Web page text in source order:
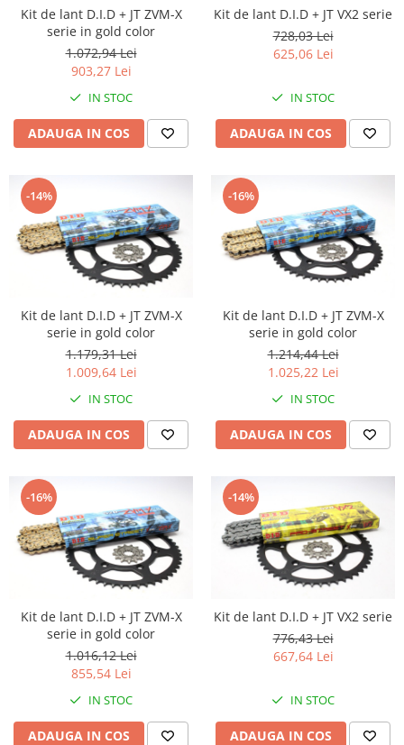
Kit de lant D.I.D + JT ZVM-X
serie in gold color
1.072,94 Lei
903,27 Lei
IN STOC
ADAUGA IN COS
Kit de lant D.I.D + JT VX2 serie
728,03 Lei
625,06 Lei
IN STOC
ADAUGA IN COS
-14%
Kit de lant D.I.D + JT ZVM-X
serie in gold color
1.179,31 Lei
1.009,64 Lei
IN STOC
ADAUGA IN COS
-16%
Kit de lant D.I.D + JT ZVM-X
serie in gold color
1.214,44 Lei
1.025,22 Lei
IN STOC
ADAUGA IN COS
-16%
Kit de lant D.I.D + JT ZVM-X
serie in gold color
1.016,12 Lei
855,54 Lei
IN STOC
ADAUGA IN COS
-14%
Kit de lant D.I.D + JT VX2 serie
776,43 Lei
667,64 Lei
IN STOC
ADAUGA IN COS